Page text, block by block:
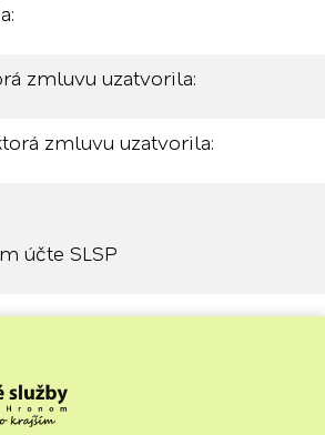
zmluvu uzatvorila:
zmluvu uzatvorila:
účte SLSP